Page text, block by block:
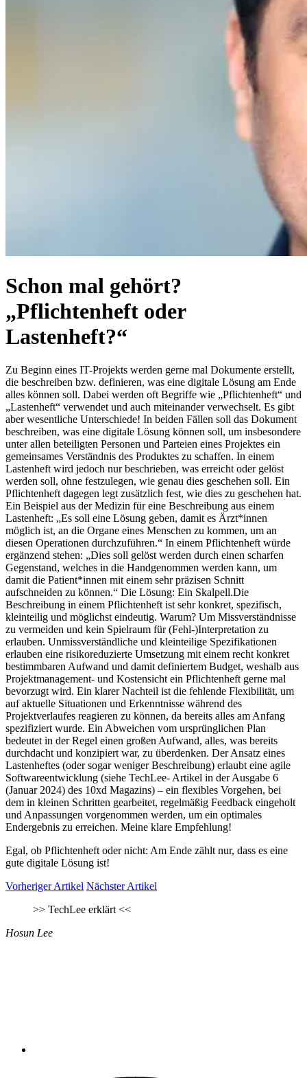
Schon mal gehört?
„Pflichtenheft oder
Lastenheft?“
Zu Beginn eines IT-Projekts werden gerne mal Dokumente erstellt,
die beschreiben bzw. definieren, was eine digitale Lösung am Ende
alles können soll. Dabei werden oft Begriffe wie „Pflichtenheft“ und
„Lastenheft“ verwendet und auch miteinander verwechselt. Es gibt
aber wesentliche Unterschiede! In beiden Fällen soll das Dokument
beschreiben, was eine digitale Lösung können soll, um insbesondere
unter allen beteiligten Personen und Parteien eines Projektes ein
gemeinsames Verständnis des Produktes zu schaffen. In einem
Lastenheft wird jedoch nur beschrieben, was erreicht oder gelöst
werden soll, ohne festzulegen, wie genau dies geschehen soll. Ein
Pflichtenheft dagegen legt zusätzlich fest, wie dies zu geschehen hat.
Ein Beispiel aus der Medizin für eine Beschreibung aus einem
Lastenheft: „Es soll eine Lösung geben, damit es Ärzt*innen
möglich ist, an die Organe eines Menschen zu kommen, um an
diesen Operationen durchzuführen.“ In einem Pflichtenheft würde
ergänzend stehen: „Dies soll gelöst werden durch einen scharfen
Gegenstand, welches in die Handgenommen werden kann, um
damit die Patient*innen mit einem sehr präzisen Schnitt
aufschneiden zu können.“ Die Lösung: Ein Skalpell.Die
Beschreibung in einem Pflichtenheft ist sehr konkret, spezifisch,
kleinteilig und möglichst eindeutig. Warum? Um Missverständnisse
zu vermeiden und kein Spielraum für (Fehl-)Interpretation zu
erlauben. Unmissverständliche und kleinteilige Spezifikationen
erlauben eine risikoreduzierte Umsetzung mit einem recht konkret
bestimmbaren Aufwand und damit definiertem Budget, weshalb aus
Projektmanagement- und Kostensicht ein Pflichtenheft gerne mal
bevorzugt wird. Ein klarer Nachteil ist die fehlende Flexibilität, um
auf aktuelle Situationen und Erkenntnisse während des
Projektverlaufes reagieren zu können, da bereits alles am Anfang
spezifiziert wurde. Ein Abweichen vom ursprünglichen Plan
bedeutet in der Regel einen großen Aufwand, alles, was bereits
durchdacht und konzipiert war, zu überdenken. Der Ansatz eines
Lastenheftes (oder sogar weniger Beschreibung) erlaubt eine agile
Softwareentwicklung (siehe TechLee- Artikel in der Ausgabe 6
(Januar 2024) des 10xd Magazins) – ein flexibles Vorgehen, bei
dem in kleinen Schritten gearbeitet, regelmäßig Feedback eingeholt
und Anpassungen vorgenommen werden, um ein optimales
Endergebnis zu erreichen. Meine klare Empfehlung!
Egal, ob Pflichtenheft oder nicht: Am Ende zählt nur, dass es eine
gute digitale Lösung ist!
Vorheriger Artikel Nächster Artikel
>> TechLee erklärt<<
Hosun Lee